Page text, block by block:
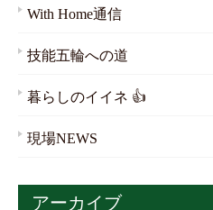
With Home通信
技能五輪への道
暮らしのイイネ 👍
現場NEWS
アーカイブ